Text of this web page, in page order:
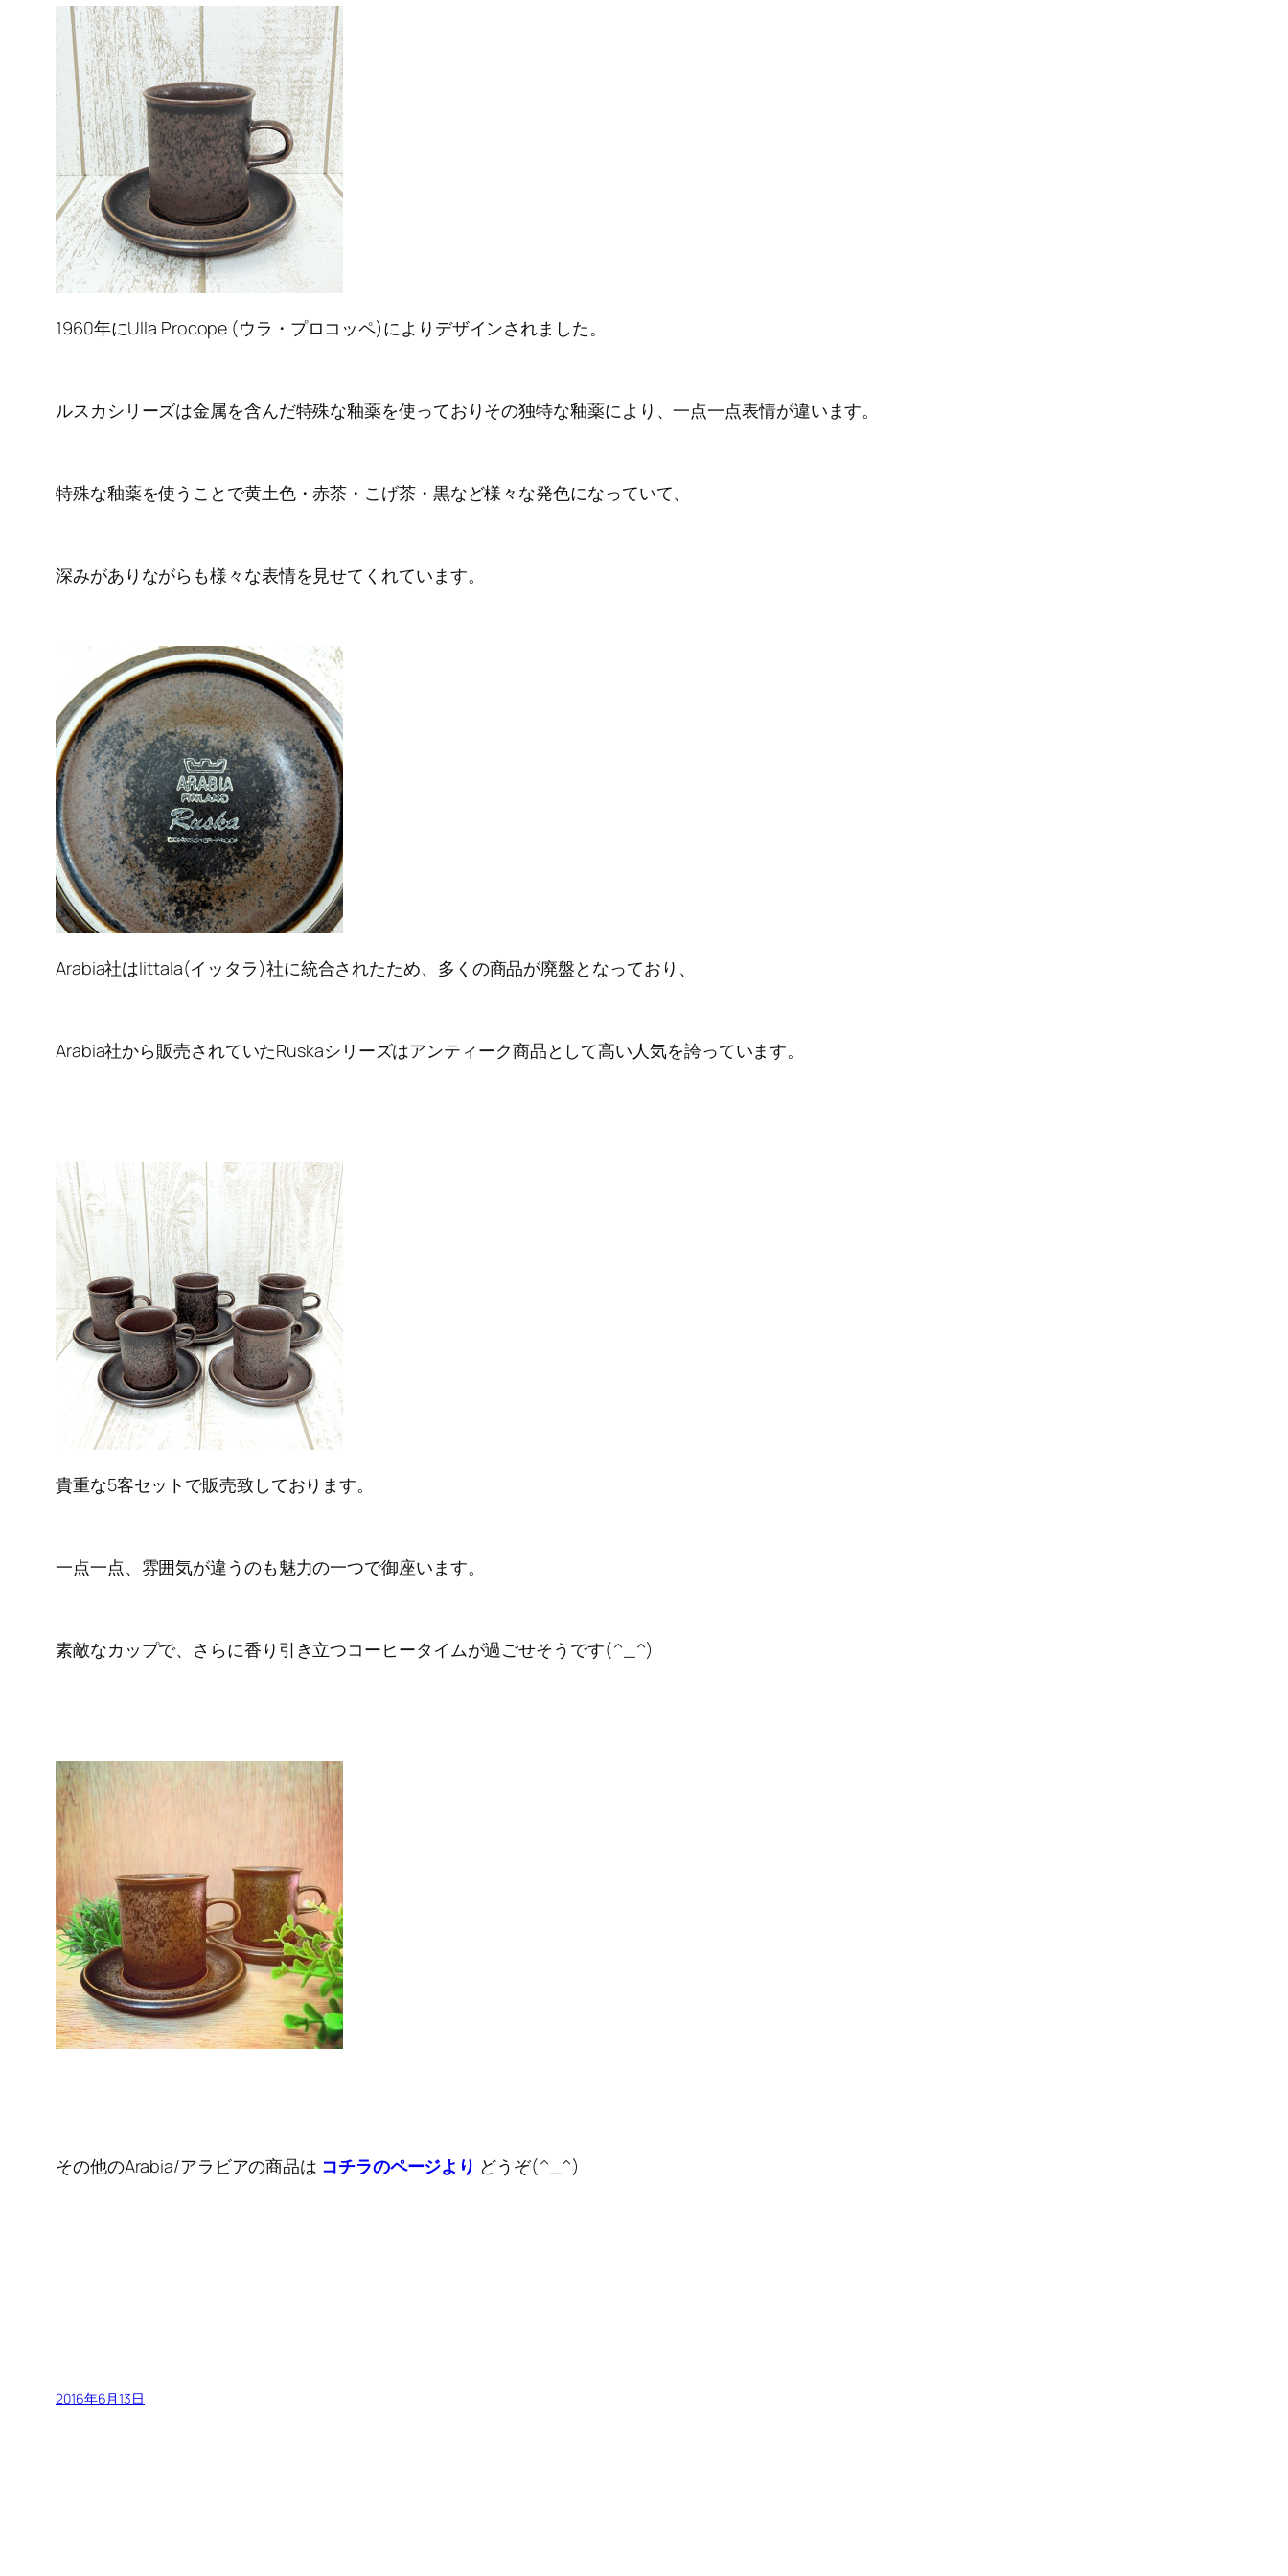
1960年にUlla Procope (ウラ・プロコッペ)によりデザインされました。
ルスカシリーズは金属を含んだ特殊な釉薬を使っておりその独特な釉薬により、一点一点表情が違います。
特殊な釉薬を使うことで黄土色・赤茶・こげ茶・黒など様々な発色になっていて、
深みがありながらも様々な表情を見せてくれています。
Arabia社はIittala(イッタラ)社に統合されたため、多くの商品が廃盤となっており、
Arabia社から販売されていたRuskaシリーズはアンティーク商品として高い人気を誇っています。
貴重な5客セットで販売致しております。
一点一点、雰囲気が違うのも魅力の一つで御座います。
素敵なカップで、さらに香り引き立つコーヒータイムが過ごせそうです(^_^)
その他のArabia/アラビアの商品は コチラのページより どうぞ(^_^)
2016年6月13日